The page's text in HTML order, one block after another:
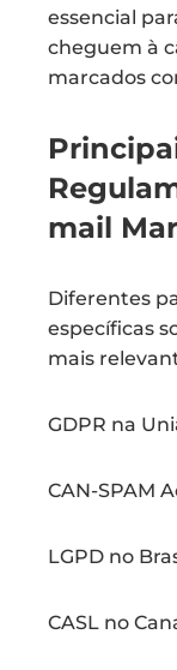
essencial
cheguem à
marcados
mail
Diferentes
específicas
mais
GDPR na
CAN-SPAM
LGPD no
CASL no